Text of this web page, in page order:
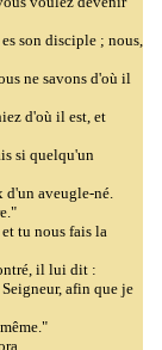
son disciple ; nous,
ne savons d'où il
d'où il est, et
si quelqu'un
d'un aveugle-né.
tu nous fais la
il lui dit :
afin que je